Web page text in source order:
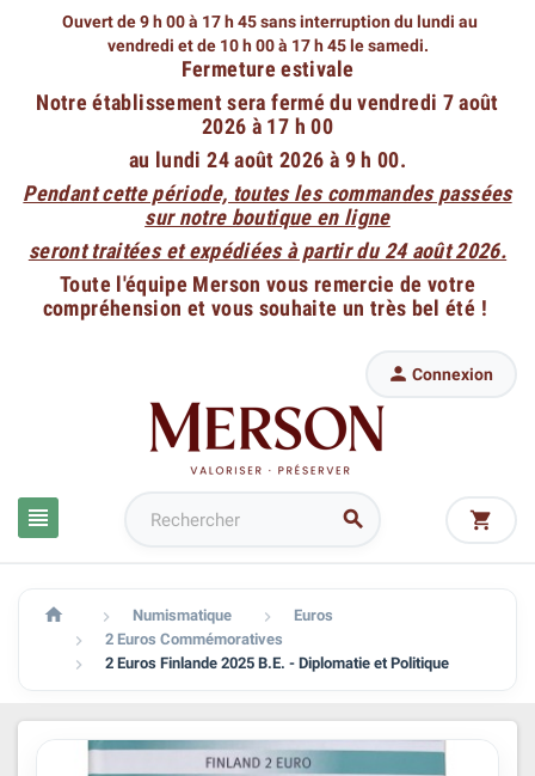
Ouvert de 9 h 00 à 17 h 45 sans interruption du lundi au
vendredi et de 10 h 00 à 17 h 45 le samedi.
Fermeture estivale
Notre établissement sera fermé du vendredi 7 août
2026 à 17 h 00
au lundi 24 août 2026 à 9 h 00.
Pendant cette période, toutes les commandes passées
sur notre boutique en ligne
seront traitées et expédiées à partir du 24 août 2026.
Toute l'équipe Merson vous remercie de votre
compréhension et vous souhaite un très bel été !
 
 Connexion

  Numismatique  Euros
 2 Euros Commémoratives
 2 Euros Finlande 2025 B.E. - Diplomatie et Politique